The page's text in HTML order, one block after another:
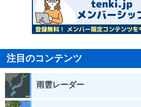
注目のコンテンツ
雨雲レーダー